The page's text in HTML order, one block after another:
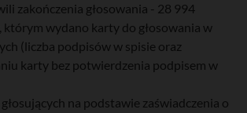
zakończenia głosowania - 28 994
którym wydano karty do głosowania w
(liczba podpisów w spisie oraz
karty bez potwierdzenia podpisem w
na podstawie zaświadczenia o